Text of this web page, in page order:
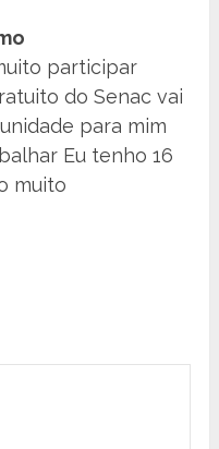
participar
do Senac vai
para mim
Eu tenho 16
muito